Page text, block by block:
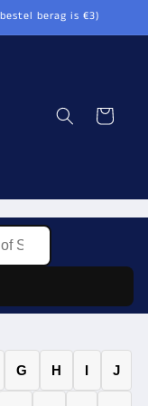
berag is €3)
Winkelwagen
G H I J